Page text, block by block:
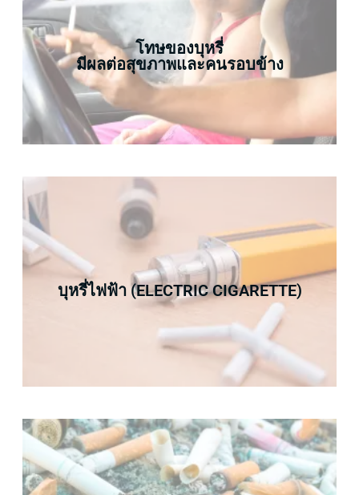
โทษของบุหรี่
มีผลต่อสุขภาพและคนรอบข้าง
บุหรี่ไฟฟ้า (ELECTRIC CIGARETTE)